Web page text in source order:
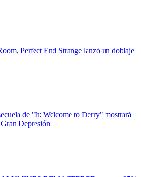
Perfect End Strange lanzó un doblaje
de "It: Welcome to Derry" mostrará
Depresión